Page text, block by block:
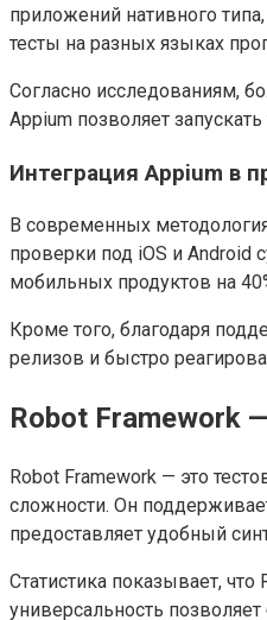
приложений нативного
тесты на разных языках
Согласно исследованиям,
Appium позволяет
Интеграция Appium в
В современных
проверки под iOS и Android
мобильных продуктов на
Кроме того, благодаря
релизов и быстро
Robot Framework
Robot Framework — это
сложности. Он
предоставляет удобный
Статистика показывает,
универсальность